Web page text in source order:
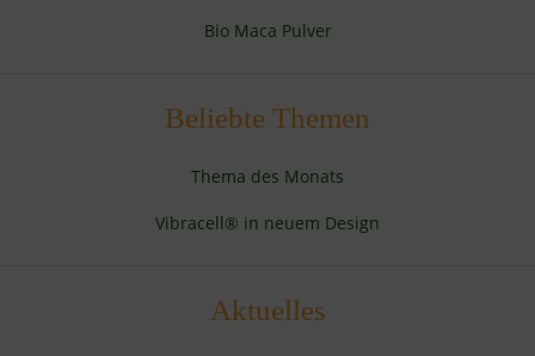
Bio Maca Pulver
Beliebte Themen
Thema des Monats
Vibracell® in neuem Design
Aktuelles